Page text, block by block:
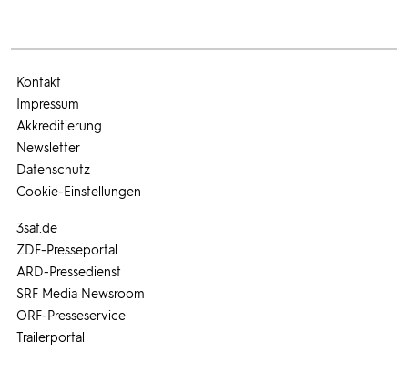
3sat.de
ZDF-Presseportal
ARD-Pressedienst
SRF Media Newsroom
ORF-Presseservice
Trailerportal
Kontakt
Impressum
Akkreditierung
Newsletter
Datenschutz
Cookie-Einstellungen